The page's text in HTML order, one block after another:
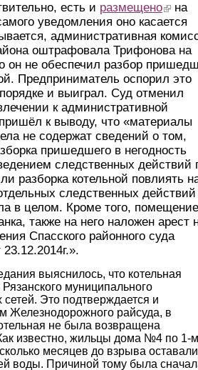
есть и размещено(link is
на
уведомления оно касается
административная
оштрафовала Трифонова на
он не обеспечил разбор
Предприниматель оспорил это
и выиграл. Суд отменил
к административной
к выводу, что «материалы
не содержат сведений о том,
пришедшего в негодность
следственных действий
разборка котельной повлиять
следственных
в целом. Кроме того, помещение
также на него наложен арест
Спасского районного суда
выяснилось, что котельная
муниципального
Это подтверждается и
райсуда, в
не была возвращена
известно, жильцы дома №4 по 1-
месяцев до взрыва
воды. Причиной тому была